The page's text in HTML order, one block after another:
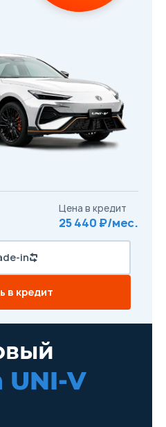
мне
UNI-V
Цена в кредит
25 440 ₽/мес.
in
в кредит